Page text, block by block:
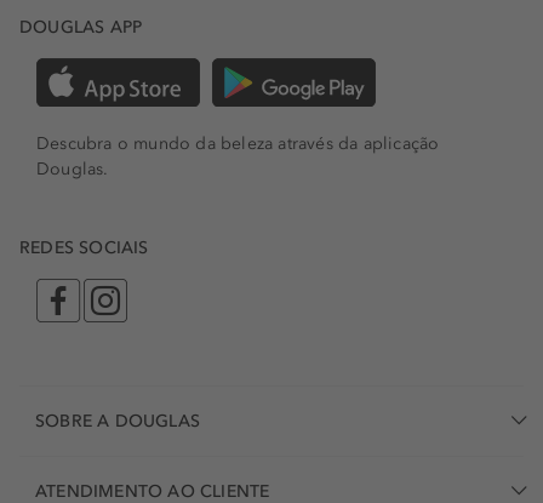
DOUGLAS APP
Descubra o mundo da beleza através da aplicação
Douglas.
REDES SOCIAIS
SOBRE A DOUGLAS
ATENDIMENTO AO CLIENTE